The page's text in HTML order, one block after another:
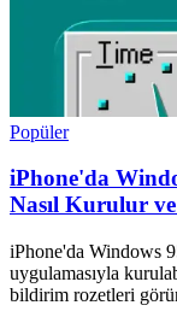
Popüler
iPhone'da
Nasıl Kurulur
iPhone'da Windows
uygulamasıyla
bildirim rozetleri